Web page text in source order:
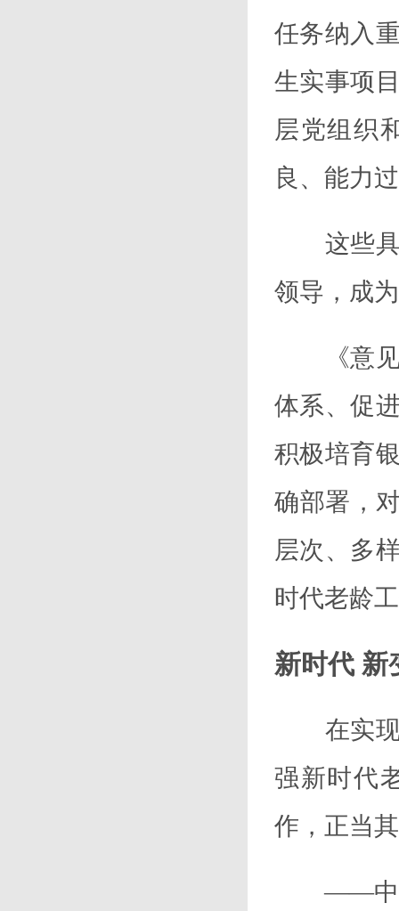
任务纳入
生实事项
层党组织
良、能力
这些具
领导，成
《意见
体系、促
积极培育
确部署，
层次、多
时代老龄
新时代 新
在实现
强新时代
作，正当
——中国